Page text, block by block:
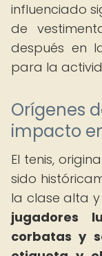
influenciado
de
después en
para la
Orígenes
impacto
El tenis,
sido
la clase alta
jugadores
corbatas y